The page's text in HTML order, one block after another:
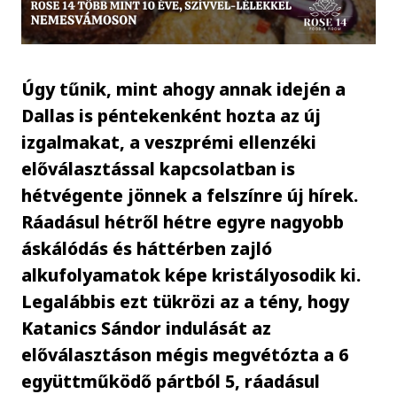
Úgy tűnik, mint ahogy annak idején a
Dallas is péntekenként hozta az új
izgalmakat, a veszprémi ellenzéki
előválasztással kapcsolatban is
hétvégente jönnek a felszínre új hírek.
Ráadásul hétről hétre egyre nagyobb
áskálódás és háttérben zajló
alkufolyamatok képe kristályosodik ki.
Legalábbis ezt tükrözi az a tény, hogy
Katanics Sándor indulását az
előválasztáson mégis megvétózta a 6
együttműködő pártból 5, ráadásul